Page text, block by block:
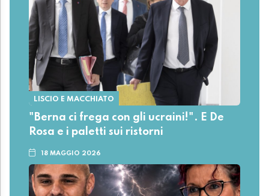
LISCIO E MACCHIATO
"Berna ci frega con gli ucraini!". E De
Rosa e i paletti sui ristorni
18 MAGGIO 2026